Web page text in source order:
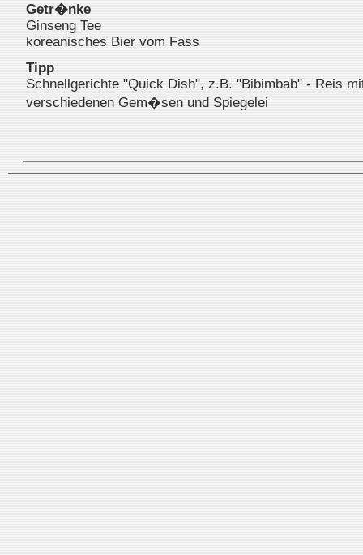
Getr�nke
Ginseng Tee
koreanisches Bier vom Fass
Tipp
Schnellgerichte "Quick Dish", z.B. "Bibimbab" - Reis
verschiedenen Gem�sen und Spiegelei